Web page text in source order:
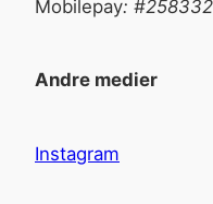
Mobilepay: #258332
Andre medier
Instagram